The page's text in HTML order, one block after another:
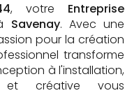
, votre Entreprise
Savenay. Avec une
pour la création
transforme
à l'installation,
créative vous